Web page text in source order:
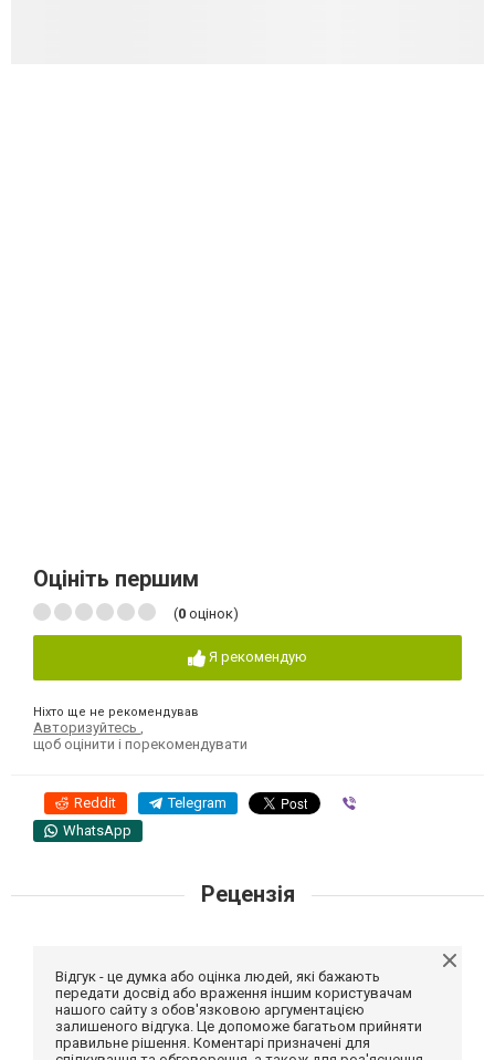
Оцініть першим
(0 оцінок)
Я рекомендую
Ніхто ще не рекомендував
Авторизуйтесь
щоб оцінити і порекомендувати
Reddit Telegram
WhatsApp
Рецензія
Відгук - це думка або оцінка людей, які бажають
передати досвід або враження іншим користувачам
нашого сайту з обов'язковою аргументацією
залишеного відгука. Це допоможе багатьом прийняти
правильне рішення. Коментарі призначені для